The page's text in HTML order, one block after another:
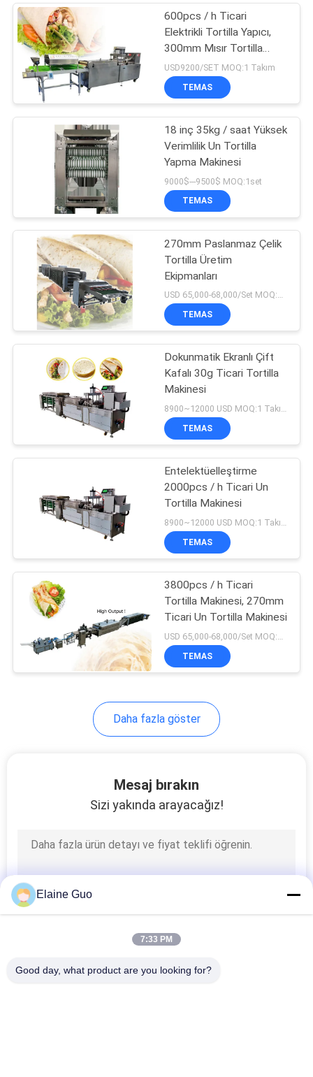
Meyve Suyu Üretim
Hattı
Meyve Sebze İşleme
Hattı
Renk Ayırma
Makinesi
uht sterilizatör
makinesi
Domates Salçası
24
Mango İşleme Hattı
Narenciye İşleme
Tesisi
600pcs / h Ticari
Elektrikli Tortilla Yapıcı,
300mm Mısır Tortilla
Yapma Makinesi
USD9200/SET MOQ:1 Takım
TEMAS
18 inç 35kg / saat Yüksek
Verimlilik Un Tortilla
Yapma Makinesi
9000$---9500$ MOQ:1set
TEMAS
270mm Paslanmaz Çelik
Tortilla Üretim
Ekipmanları
USD 65,000-68,000/Set MOQ:1 Takım
TEMAS
Dokunmatik Ekranlı Çift
Kafalı 30g Ticari Tortilla
Makinesi
8900~12000 USD MOQ:1 Takım
TEMAS
Entelektüelleştirme
2000pcs / h Ticari Un
Tortilla Makinesi
TEMAS
3800pcs / h Ticari
Tortilla Makinesi, 270mm
Ticari Un Tortilla Makinesi
TEMAS
Daha fazla göster
Mesaj bırakın
Sizi yakında arayacağız!
Elaine Guo
7:33 PM
Good day, what product are you looking for?